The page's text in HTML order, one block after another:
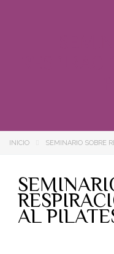
INICIO SEMINARIO SOBRE
AL